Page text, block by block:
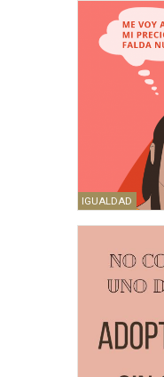
IGUALDAD